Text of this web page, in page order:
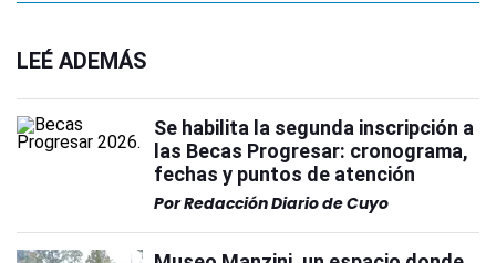
LEÉ ADEMÁS
Se habilita la segunda inscripción a
las Becas Progresar: cronograma,
fechas y puntos de atención
PorRedacción Diario de Cuyo